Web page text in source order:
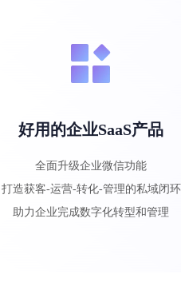
好用的企业SaaS产品
全面升级企业微信功能
打造获客-运营-转化-管理的私域闭环
助力企业完成数字化转型和管理